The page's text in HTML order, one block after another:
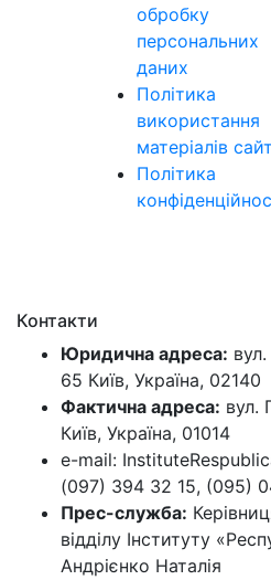
обробку
персональних
даних
Політика
використання
матеріалів
Політика
Контакти
Юридична адреса:
65 Київ, Україна, 02140
Фактична адреса: вул.
Київ, Україна, 01014
e-mail:
(097) 394 32 15, (095)
Прес-служба:
відділу Інституту
Андрієнко Наталія